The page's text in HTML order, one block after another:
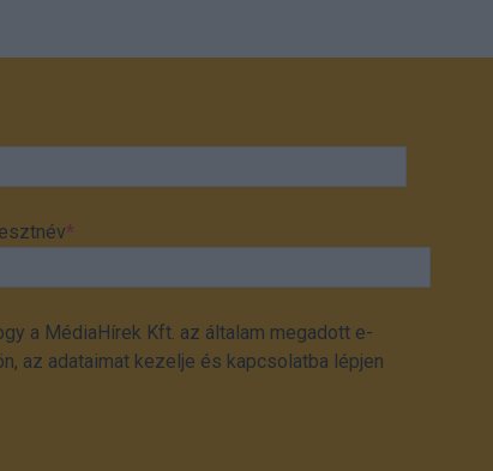
*
a MédiaHírek Kft. az általam megadott e-
az adataimat kezelje és kapcsolatba lépjen